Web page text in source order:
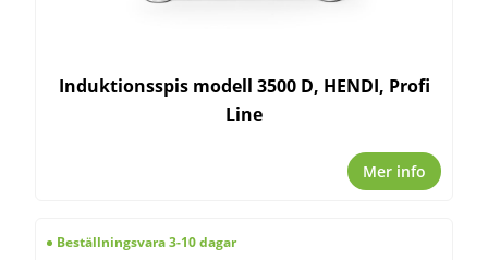
Induktionsspis modell 3500 D, HENDI, Profi
Line
Mer info
Beställningsvara 3-10 dagar